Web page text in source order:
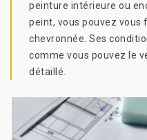
peinture intérieure ou
peint, vous pouvez vous
chevronnée. Ses
comme vous pouvez le
détaillé.